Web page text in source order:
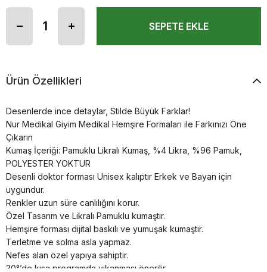
Ürün Özellikleri
Desenlerde ince detaylar, Stilde Büyük Farklar!
Nur Medikal Giyim Medikal Hemşire Formaları ile Farkınızı Öne
Çıkarın
Kumaş İçeriği: Pamuklu Likralı Kumaş, %4 Likra, %96 Pamuk,
POLYESTER YOKTUR
Desenli doktor forması Unisex kalıptır Erkek ve Bayan için
uygundur.
Renkler uzun süre canlılığını korur.
Özel Tasarım ve Likralı Pamuklu kumaştır.
Hemşire forması dijital baskılı ve yumuşak kumaştır.
Terletme ve solma asla yapmaz.
Nefes alan özel yapıya sahiptir.
30°’de kısa programda yıkanması önerilir.